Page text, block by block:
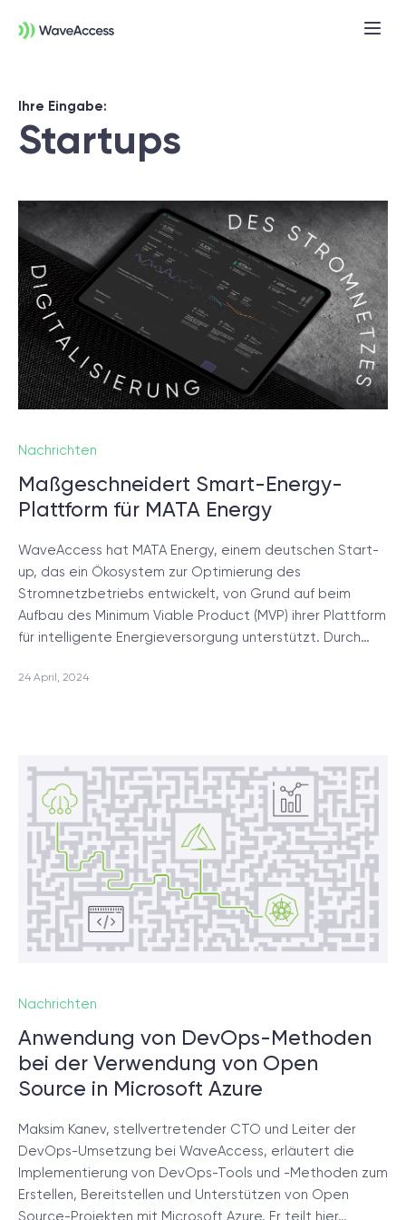
Ihre Eingabe:
Startups
Nachrichten
Maßgeschneidert Smart-Energy-
Plattform für MATA Energy
WaveAccess hat MATA Energy, einem deutschen Start-
up, das ein Ökosystem zur Optimierung des
Stromnetzbetriebs entwickelt, von Grund auf beim
Aufbau des Minimum Viable Product (MVP) ihrer Plattform
für intelligente Energieversorgung unterstützt. Durch…
24 April, 2024
Nachrichten
Anwendung von DevOps-Methoden
bei der Verwendung von Open
Source in Microsoft Azure
Maksim Kanev, stellvertretender CTO und Leiter der
DevOps-Umsetzung bei WaveAccess, erläutert die
Implementierung von DevOps-Tools und -Methoden zum
Erstellen, Bereitstellen und Unterstützen von Open
Source-Projekten mit Microsoft Azure. Er teilt hier…
Noch nicht sicher, was Sie
brauchen?
In einer Discovery-Session klären wir Ihre
Anforderungen, definieren Ziele und legen
das Fundament für ein erfolgreiches
Projektsetup.
DISCOVERY-SESSION STARTEN
/ Blog
հայերեն
English (UK)
Deutsch
Dansk
English
© 2000 – 2026 WaveAccess
, All Rights Reserved.
Datenschutzrichtlinie
Cookie-Erklärung